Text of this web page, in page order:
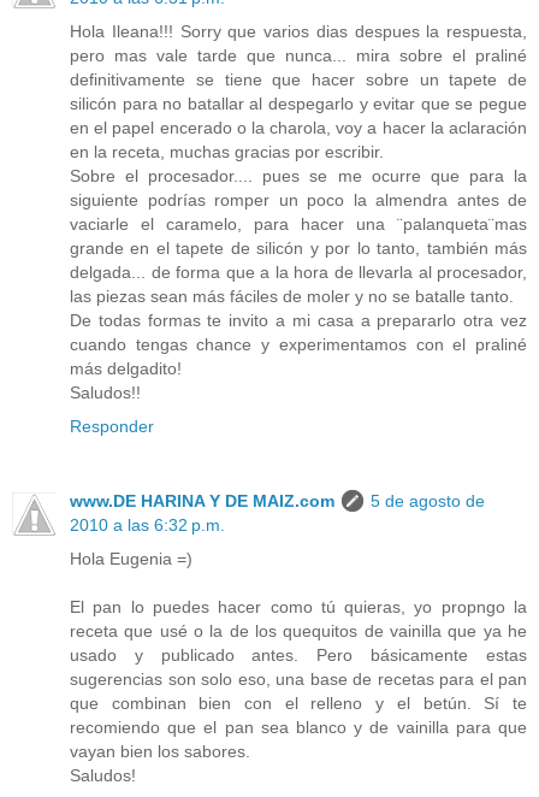
Hola Ileana!!! Sorry que varios dias despues la respuesta,
pero mas vale tarde que nunca... mira sobre el praliné
definitivamente se tiene que hacer sobre un tapete de
silicón para no batallar al despegarlo y evitar que se pegue
en el papel encerado o la charola, voy a hacer la aclaración
en la receta, muchas gracias por escribir.
Sobre el procesador.... pues se me ocurre que para la
siguiente podrías romper un poco la almendra antes de
vaciarle el caramelo, para hacer una ¨palanqueta¨mas
grande en el tapete de silicón y por lo tanto, también más
delgada... de forma que a la hora de llevarla al procesador,
las piezas sean más fáciles de moler y no se batalle tanto.
De todas formas te invito a mi casa a prepararlo otra vez
cuando tengas chance y experimentamos con el praliné
más delgadito!
Saludos!!
Responder
www.DE HARINA Y DE MAIZ.com
5 de agosto de
2010 a las 6:32 p.m.
Hola Eugenia =)
El pan lo puedes hacer como tú quieras, yo propngo la
receta que usé o la de los quequitos de vainilla que ya he
usado y publicado antes. Pero básicamente estas
sugerencias son solo eso, una base de recetas para el pan
que combinan bien con el relleno y el betún. Sí te
recomiendo que el pan sea blanco y de vainilla para que
vayan bien los sabores.
Saludos!